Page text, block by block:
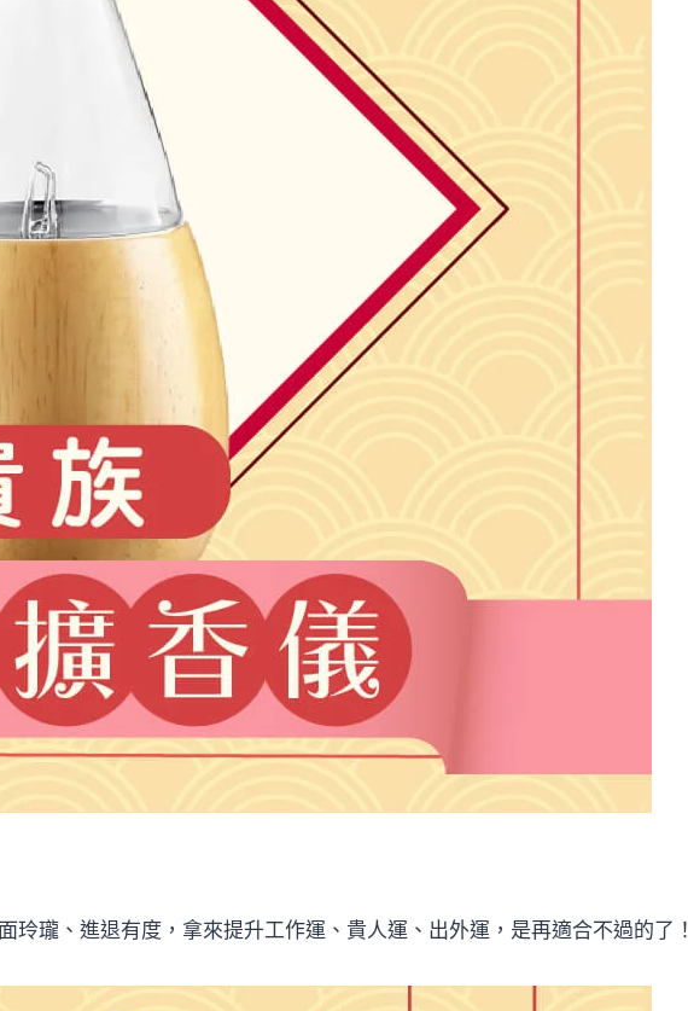
瓏、進退有度，拿來提升工作運、貴人運、出外運，是再適合不過的了！